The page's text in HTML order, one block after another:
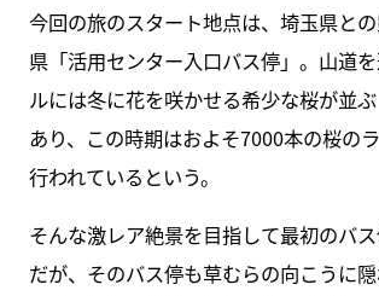
今回の旅のスタート地点は、埼玉県と
県「活用センター入口バス停」。山道
ルには冬に花を咲かせる希少な桜が並
あり、この時期はおよそ7000本の桜の
行われているという。
そんな激レア絶景を目指して最初のバ
だが、そのバス停も草むらの向こうに